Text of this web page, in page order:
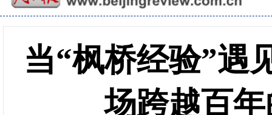
当“枫桥经验”遇
场跨越百